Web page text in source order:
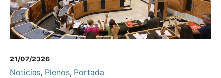
21/07/2026
Noticias, Plenos, Portada